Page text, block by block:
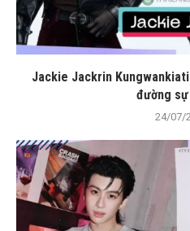
Jackie Jackrin
đường
24/07/